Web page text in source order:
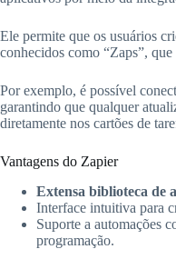
Ele permite que os usuários
conhecidos como “Zaps”,
Por exemplo, é possível
garantindo que qualquer
diretamente nos cartões de
Vantagens do Zapier
Extensa biblioteca de
Interface intuitiva para
Suporte a automações
programação.